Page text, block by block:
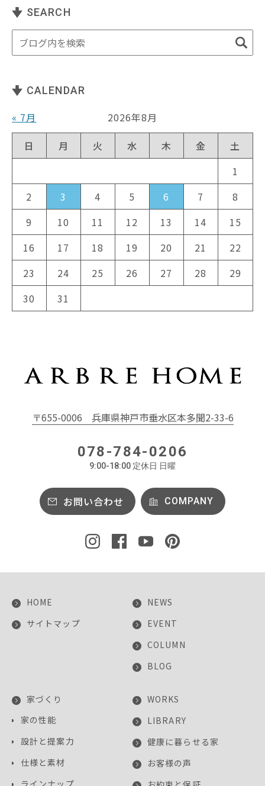
SEARCH
CALENDAR
« 7月
2026年8月
日
月 火 水 木 金
土
1
2
3 4 5 6 7
8
9
10 11 12 13 14
15
16
17 18 19 20 21
22
23
24 25 26 27 28
29
30
31
〒655-0006 兵庫県神戸市垂水区本多聞2-33-6
078-784-0206
9:00-18:00 定休日 日曜
お問い合わせ COMPANY
HOME
サイトマップ
NEWS
EVENT
COLUMN
BLOG
家づくり
家の性能
設計と提案力
仕様と素材
WORKS
LIBRARY
健康に暮らせる家
お客様の声